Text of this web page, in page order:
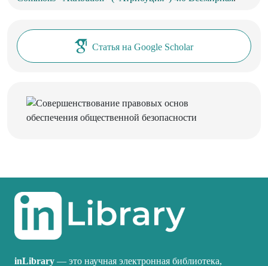
Статья на Google Scholar
inLibrary — это научная электронная библиотека,